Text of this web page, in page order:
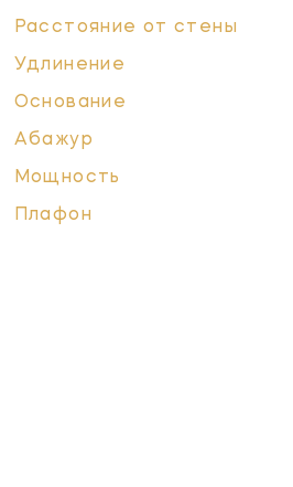
Расстояние от стены
Удлинение
Основание
Абажур
Мощность
Плафон